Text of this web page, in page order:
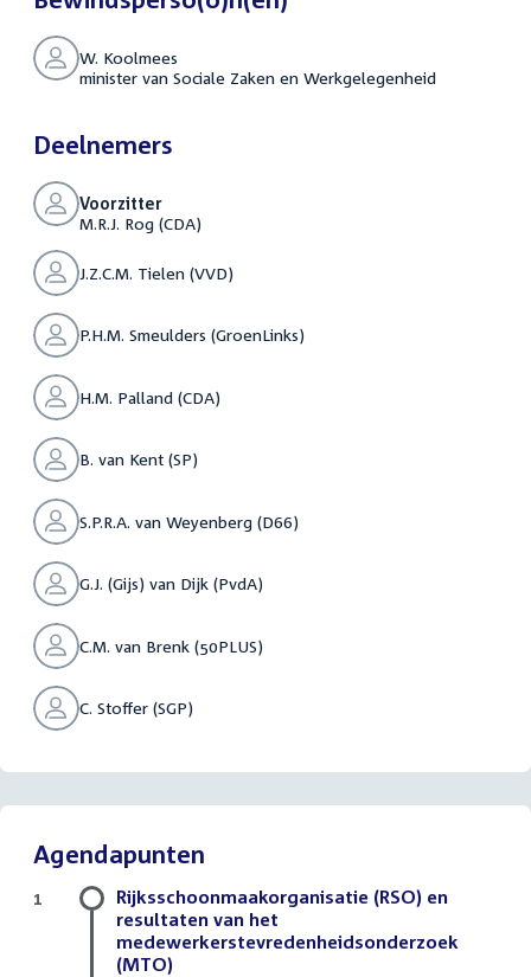
W. Koolmees
minister van Sociale Zaken en Werkgelegenheid
Deelnemers
Voorzitter
M.R.J. Rog (CDA)
J.Z.C.M. Tielen (VVD)
P.H.M. Smeulders (GroenLinks)
H.M. Palland (CDA)
B. van Kent (SP)
S.P.R.A. van Weyenberg (D66)
G.J. (Gijs) van Dijk (PvdA)
C.M. van Brenk (50PLUS)
C. Stoffer (SGP)
Agendapunten
Rijksschoonmaakorganisatie (RSO) en
resultaten van het
medewerkerstevredenheidsonderzoek
(MTO)
1